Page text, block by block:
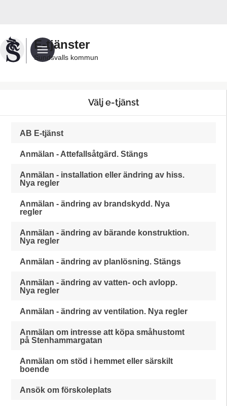
e-
tjänster
test
E-tjänster
Sundsvalls kommun
Välj e-tjänst
AB E-tjänst
Anmälan - Attefallsåtgärd. Stängs
Anmälan - installation eller ändring av hiss.
Nya regler
Anmälan - ändring av brandskydd. Nya
regler
Anmälan - ändring av bärande konstruktion.
Nya regler
Anmälan - ändring av planlösning. Stängs
Anmälan - ändring av vatten- och avlopp.
Nya regler
Anmälan - ändring av ventilation. Nya regler
Anmälan om intresse att köpa småhustomt
på Stenhammargatan
Anmälan om stöd i hemmet eller särskilt
boende
Ansök om förskoleplats